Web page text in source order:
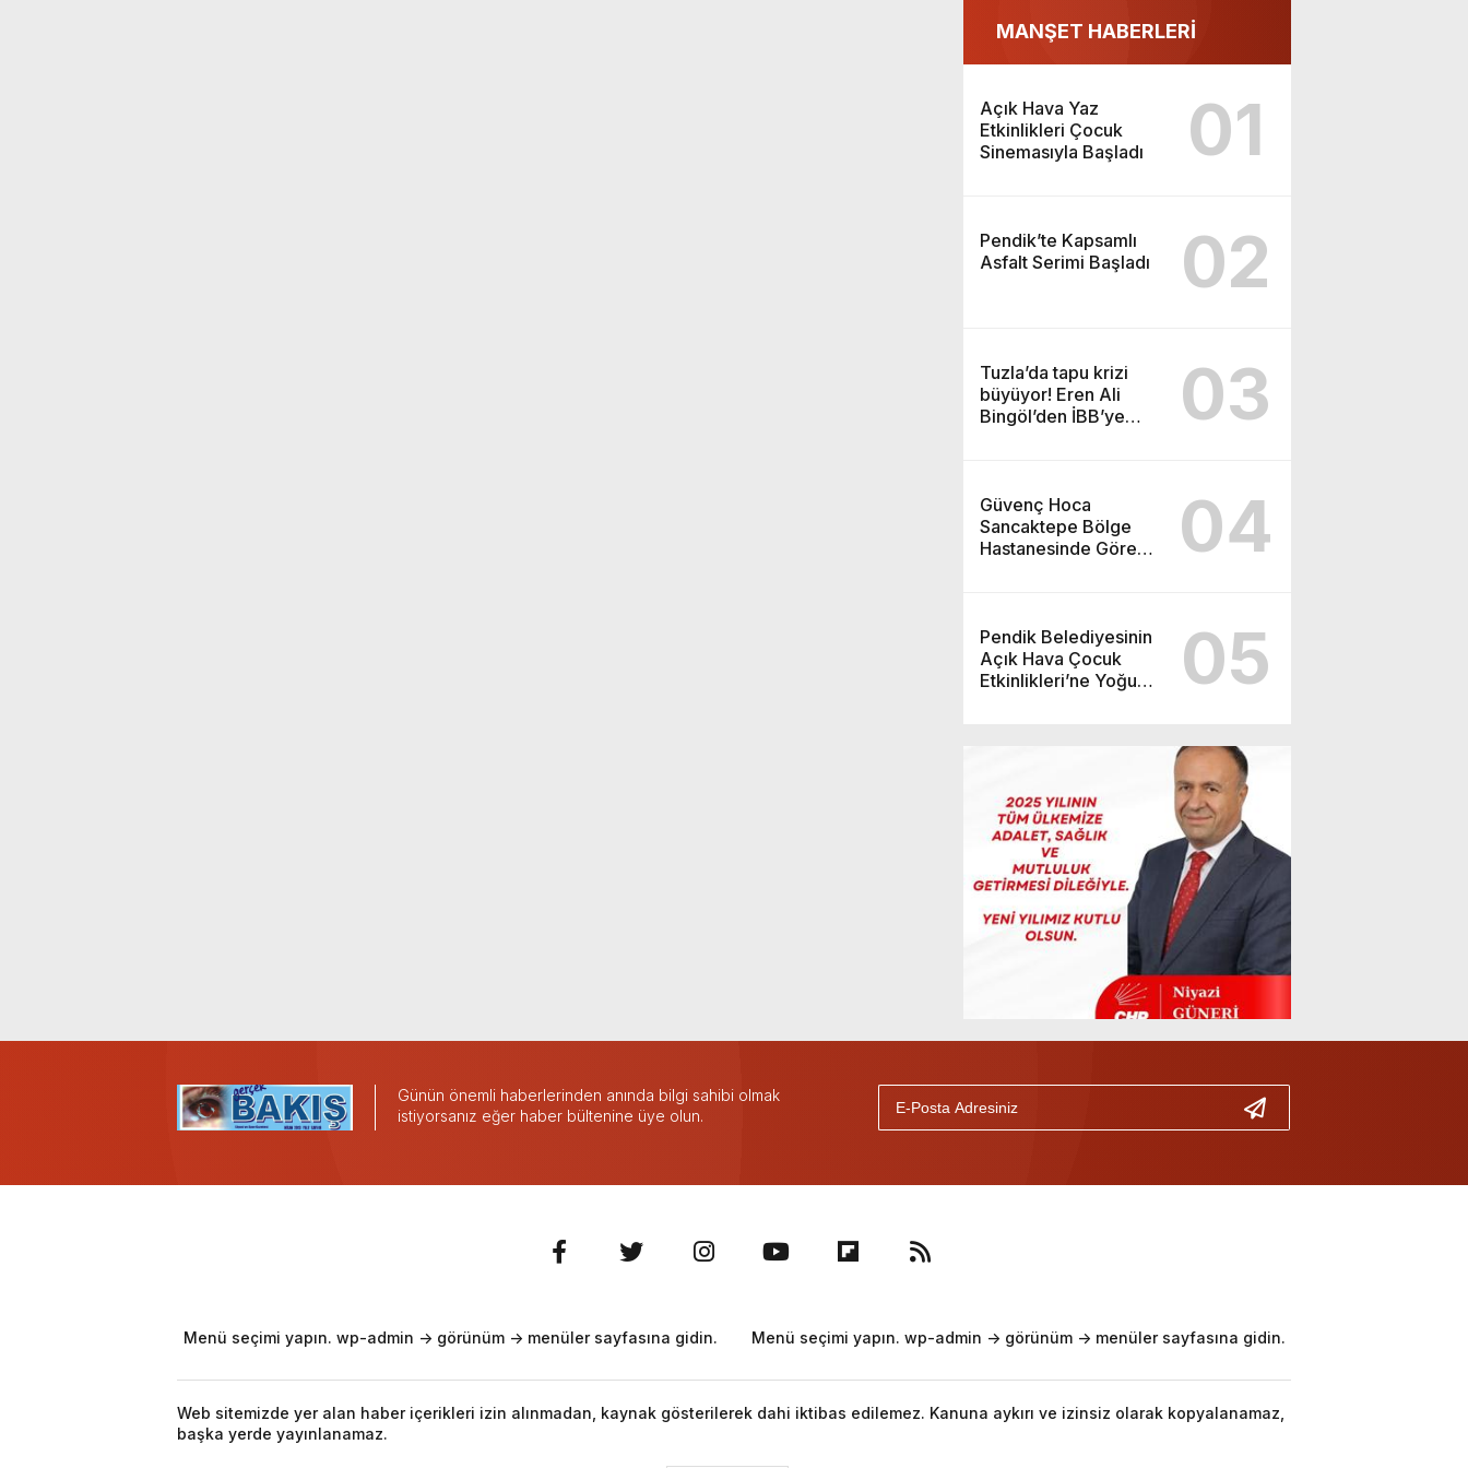
MANŞET HABERLERİ
Açık Hava Yaz
Etkinlikleri Çocuk
Sinemasıyla Başladı
01
Pendik’te Kapsamlı
Asfalt Serimi Başladı
02
Tuzla’da tapu krizi
büyüyor! Eren Ali
Bingöl’den İBB’ye
03
Güvenç Hoca
Sancaktepe Bölge
Hastanesinde Göreve
04
Pendik Belediyesinin
Açık Hava Çocuk
Etkinlikleri’ne Yoğun
05
Günün önemli haberlerinden anında bilgi sahibi olmak
istiyorsanız eğer haber bültenine üye olun.
Menü seçimi yapın. wp-admin -> görünüm -> menüler sayfasına gidin. Menü seçimi yapın. wp-admin -> görünüm -> menüler sayfasına gidin.
Web sitemizde yer alan haber içerikleri izin alınmadan, kaynak gösterilerek dahi iktibas edilemez. Kanuna aykırı ve izinsiz olarak kopyalanamaz,
başka yerde yayınlanamaz.